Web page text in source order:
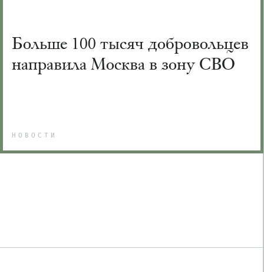
Больше 100 тысяч добровольцев
направила Москва в зону СВО
НОВОСТИ